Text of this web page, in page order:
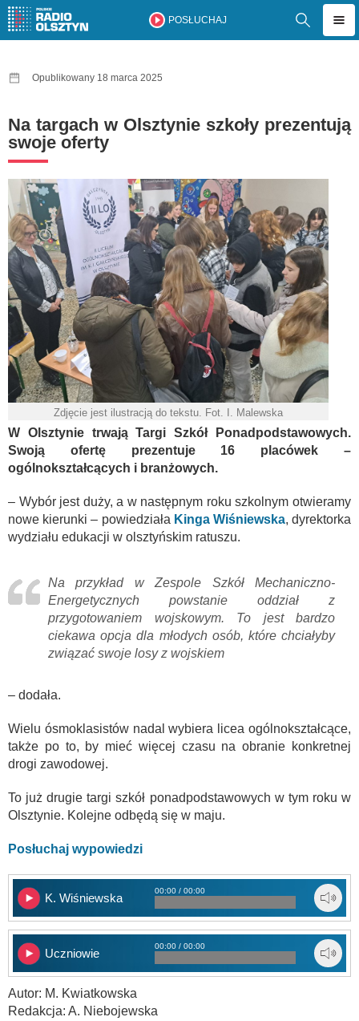
POSŁUCHAJ
Opublikowany 18 marca 2025
Na targach w Olsztynie szkoły prezentują
swoje oferty
Zdjęcie jest ilustracją do tekstu. Fot. I. Malewska
W Olsztynie trwają Targi Szkół Ponadpodstawowych.
Swoją ofertę prezentuje 16 placówek –
ogólnokształcących i branżowych.
– Wybór jest duży, a w następnym roku szkolnym otwieramy
nowe kierunki – powiedziała Kinga Wiśniewska, dyrektorka
wydziału edukacji w olsztyńskim ratuszu.
Na przykład w Zespole Szkół Mechaniczno-
Energetycznych powstanie oddział z
przygotowaniem wojskowym. To jest bardzo
ciekawa opcja dla młodych osób, które chciałyby
związać swoje losy z wojskiem
– dodała.
Wielu ósmoklasistów nadal wybiera licea ogólnokształcące,
także po to, by mieć więcej czasu na obranie konkretnej
drogi zawodowej.
To już drugie targi szkół ponadpodstawowych w tym roku w
Olsztynie. Kolejne odbędą się w maju.
Posłuchaj wypowiedzi
K. Wiśniewska
00:00 / 00:00
Uczniowie
00:00 / 00:00
Autor: M. Kwiatkowska
Redakcja: A. Niebojewska